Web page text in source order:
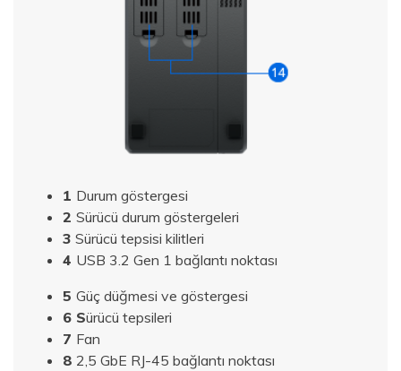
1 Durum göstergesi
2 Sürücü durum göstergeleri
3 Sürücü tepsisi kilitleri
4 USB 3.2 Gen 1 bağlantı noktası
5 Güç düğmesi ve göstergesi
6 Sürücü tepsileri
7 Fan
8 2,5 GbE RJ-45 bağlantı noktası